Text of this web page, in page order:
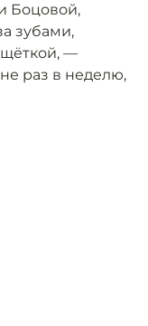
Боцовой,
зубами,
щёткой, —
раз в неделю,